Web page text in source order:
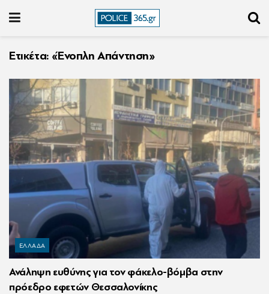
Ετικέτα: «Ένοπλη Απάντηση»
ΕΛΛΑΔΑ
Ανάληψη ευθύνης για τον φάκελο-βόμβα στην
πρόεδρο εφετών Θεσσαλονίκης